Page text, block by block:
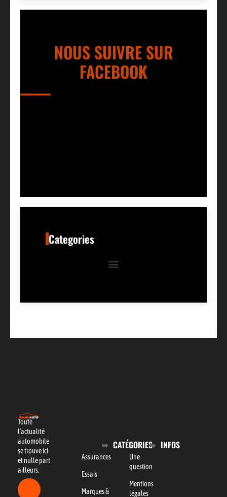
NOUS SUIVRE SUR
FACEBOOK
Categories
Toute
l’actualité
automobile
se trouve ici
et nulle part
ailleurs.
CATÉGORIES
Assurances
Essais
Marques &
INFOS
Une
question
Mentions
légales